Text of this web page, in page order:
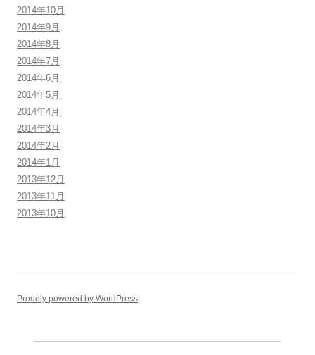
2014年10月
2014年9月
2014年8月
2014年7月
2014年6月
2014年5月
2014年4月
2014年3月
2014年2月
2014年1月
2013年12月
2013年11月
2013年10月
Proudly powered by WordPress